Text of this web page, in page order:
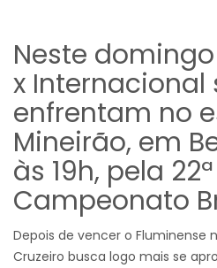
Neste
x Internacional
enfrentam no
Mineirão, em
às 19h, pela
Campeonato
Depois de vencer o Fluminense
Cruzeiro busca logo mais se